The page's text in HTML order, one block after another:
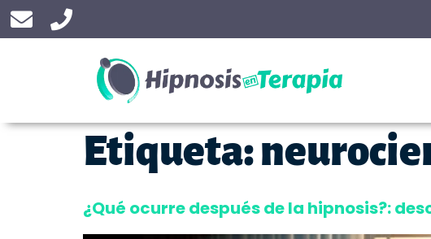
Etiqueta:
¿Qué ocurre después de la hipnosis?: